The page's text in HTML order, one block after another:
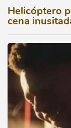
Helicóptero
cena